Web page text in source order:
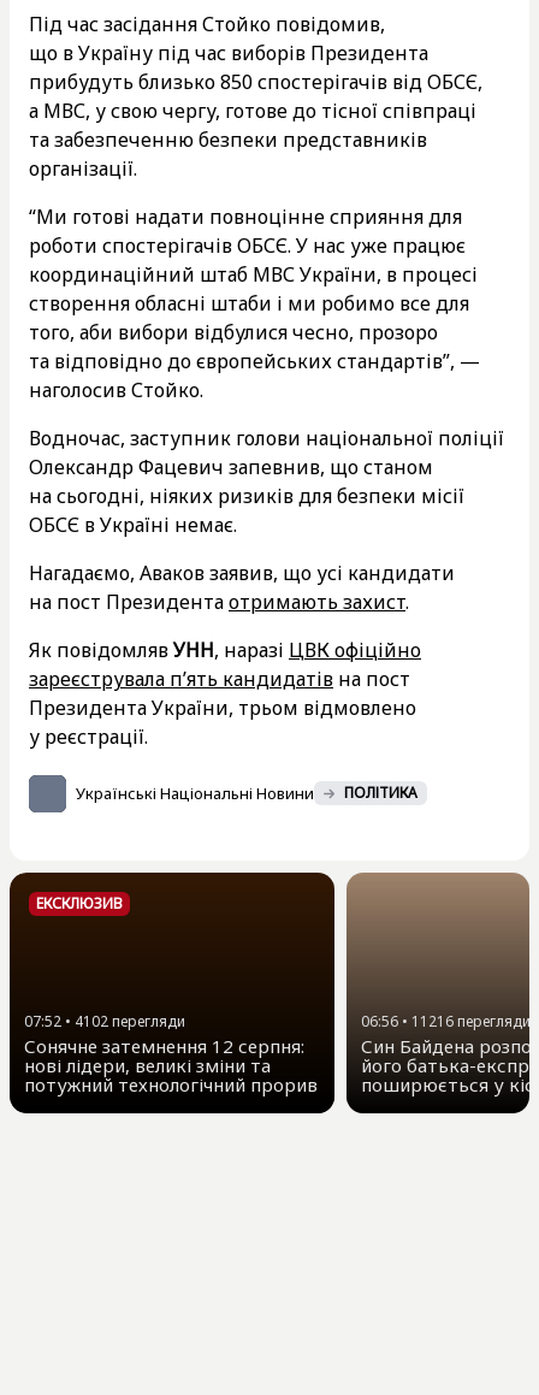
Під час засідання Стойко повідомив,
що в Україну під час виборів Президента
прибудуть близько 850 спостерігачів від ОБСЄ,
а МВС, у свою чергу, готове до тісної співпраці
та забезпеченню безпеки представників
організації.
“Ми готові надати повноцінне сприяння для
роботи спостерігачів ОБСЄ. У нас уже працює
координаційний штаб МВС України, в процесі
створення обласні штаби і ми робимо все для
того, аби вибори відбулися чесно, прозоро
та відповідно до європейських стандартів”, —
наголосив Стойко.
Водночас, заступник голови національної поліції
Олександр Фацевич запевнив, що станом
на сьогодні, ніяких ризиків для безпеки місії
ОБСЄ в Україні немає.
Нагадаємо, Аваков заявив, що усі кандидати
на пост Президентаотримають захист.
Як повідомлявУНН, наразі ЦВК офіційно
зареєструвала п’ять кандидатів на пост
Президента України, трьом відмовлено
у реєстрації.
Українські Національні Новини ПОЛІТИКА
ЕКСКЛЮЗИВ
07:52 • 4102перегляди
Сонячне затемнення 12 серпня:
нові лідери, великі зміни та
потужний технологічний прорив
06:56 • 11216перегляди
Син Байдена
його батька-
поширюється у